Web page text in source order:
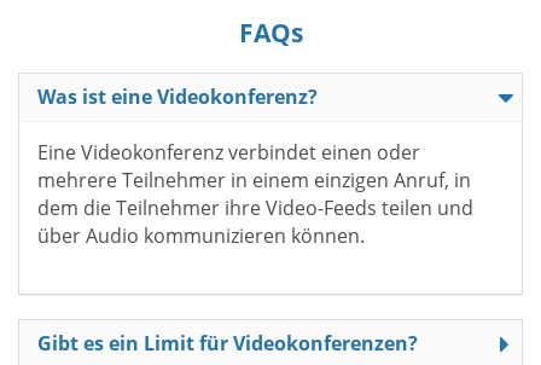
FAQs
Was ist eine Videokonferenz?
Eine Videokonferenz verbindet einen oder
mehrere Teilnehmer in einem einzigen Anruf, in
dem die Teilnehmer ihre Video-Feeds teilen und
über Audio kommunizieren können.
Gibt es ein Limit für Videokonferenzen?